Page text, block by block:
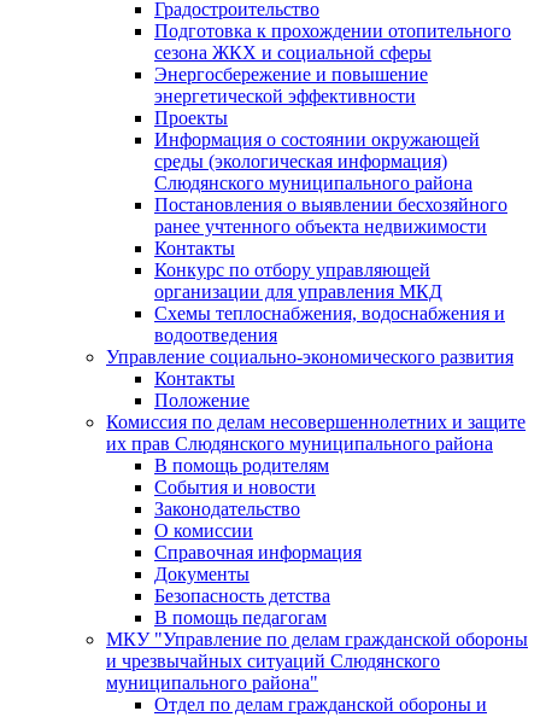
Градостроительство
Подготовка к прохождении отопительного
сезона ЖКХ и социальной сферы
Энергосбережение и повышение
энергетической эффективности
Проекты
Информация о состоянии окружающей
среды (экологическая информация)
Слюдянского муниципального района
Постановления о выявлении бесхозяйного
ранее учтенного объекта недвижимости
Контакты
Конкурс по отбору управляющей
организации для управления МКД
Схемы теплоснабжения, водоснабжения и
водоотведения
Управление социально-экономического развития
Контакты
Положение
Комиссия по делам несовершеннолетних и защите
их прав Слюдянского муниципального района
В помощь родителям
События и новости
Законодательство
О комиссии
Справочная информация
Документы
Безопасность детства
В помощь педагогам
МКУ "Управление по делам гражданской обороны
и чрезвычайных ситуаций Слюдянского
муниципального района"
Отдел по делам гражданской обороны и